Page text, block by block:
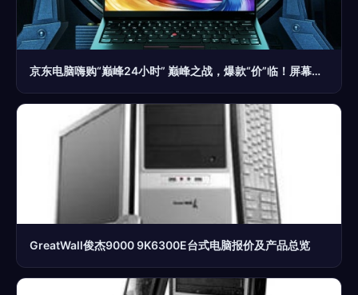
京东电脑嗨购“巅峰24小时” 巅峰之战，爆款“价”临！屏幕之上的战场提前开打，巅峰不容错过
GreatWall俊杰9000 9K6300E台式电脑报价及产品总览